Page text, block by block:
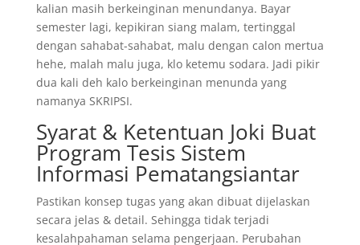
kalian masih berkeinginan menundanya. Bayar
semester lagi, kepikiran siang malam, tertinggal
dengan sahabat-sahabat, malu dengan calon mertua
hehe, malah malu juga, klo ketemu sodara. Jadi pikir
dua kali deh kalo berkeinginan menunda yang
namanya SKRIPSI.
Syarat & Ketentuan Joki Buat
Program Tesis Sistem
Informasi Pematangsiantar
Pastikan konsep tugas yang akan dibuat dijelaskan
secara jelas & detail. Sehingga tidak terjadi
kesalahpahaman selama pengerjaan. Perubahan